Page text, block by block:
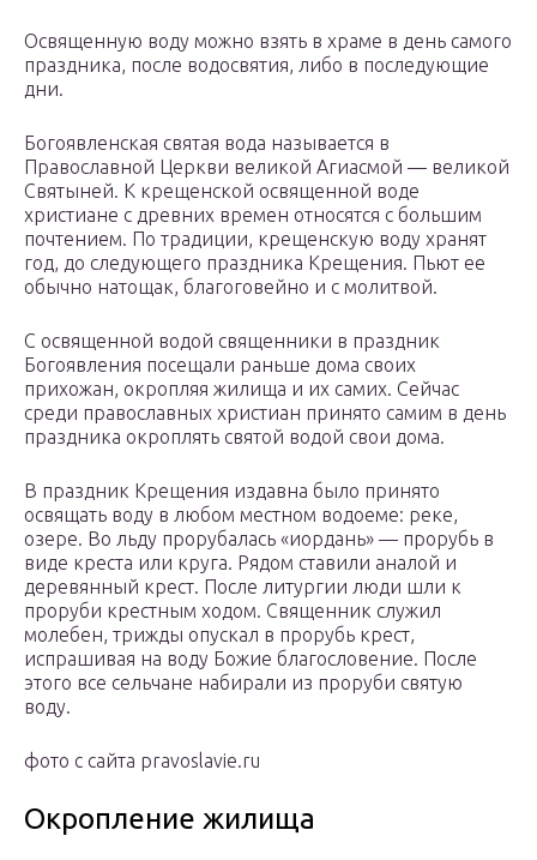
Освященную воду можно взять в храме в день самого
праздника, после водосвятия, либо в последующие
дни.
Богоявленская святая вода называется в
Православной Церкви великой Агиасмой — великой
Святыней. К крещенской освященной воде
христиане с древних времен относятся с большим
почтением. По традиции, крещенскую воду хранят
год, до следующего праздника Крещения. Пьют ее
обычно натощак, благоговейно и с молитвой.
С освященной водой священники в праздник
Богоявления посещали раньше дома своих
прихожан, окропляя жилища и их самих. Сейчас
среди православных христиан принято самим в день
праздника окроплять святой водой свои дома.
В праздник Крещения издавна было принято
освящать воду в любом местном водоеме: реке,
озере. Во льду прорубалась «иордань» — прорубь в
виде креста или круга. Рядом ставили аналой и
деревянный крест. После литургии люди шли к
проруби крестным ходом. Священник служил
молебен, трижды опускал в прорубь крест,
испрашивая на воду Божие благословение. После
этого все сельчане набирали из проруби святую
воду.
фото с сайта pravoslavie.ru
Окропление жилища